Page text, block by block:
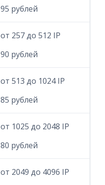
95 рублей
от 257 до 512 IP
90 рублей
от 513 до 1024 IP
85 рублей
от 1025 до 2048 IP
80 рублей
от 2049 до 4096 IP